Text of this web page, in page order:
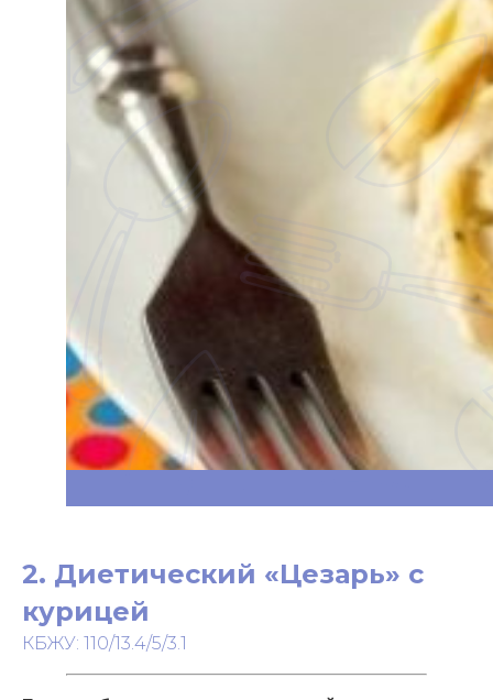
2. Диетический «Цезарь» с
курицей
КБЖУ: 110/13.4/5/3.1